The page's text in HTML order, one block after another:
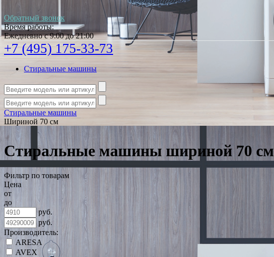
Обратный звонок
Время работы:
Ежедневно с 9:00 до 21:00
+7 (495) 175-33-73
Стиральные машины
Стиральные машины
Шириной 70 см
Стиральные машины шириной 70 см
Фильтр по товарам
Цена
от
до
руб.
руб.
Производитель:
ARESA
AVEX